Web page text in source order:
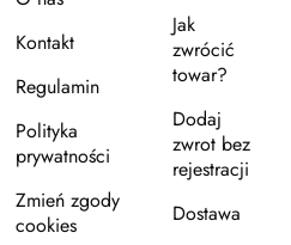
Kontakt
Regulamin
Polityka
prywatności
Zmień zgody
cookies
Jak
zwrócić
towar?
Dodaj
zwrot bez
rejestracji
Dostawa